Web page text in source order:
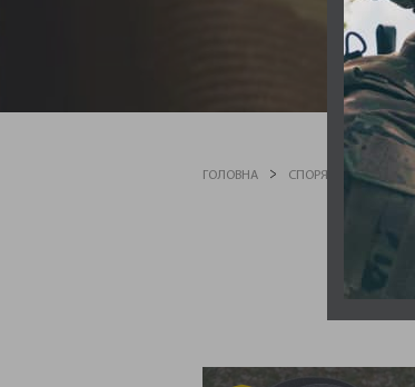
ГОЛОВНА СПОРЯДЖЕННЯ